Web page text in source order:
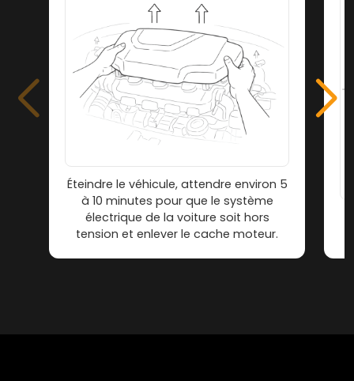
Éteindre le véhicule, attendre environ 5
à 10 minutes pour que le système
électrique de la voiture soit hors
tension et enlever le cache moteur.